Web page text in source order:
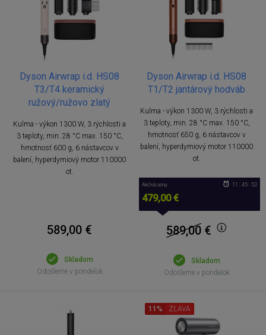
Dyson Airwrap i.d. HS08
T3/T4 keramický
ružový/ružovo zlatý
Kulma - výkon 1300 W, 3 rýchlosti a
3 teploty, min. 28 °C max. 150 °C,
hmotnosť 600 g, 6 nástavcov v
balení, hyperdymiový motor 110000
ot.
589,00 €
Skladom
Odošleme v pondelok
Dyson Airwrap i.d. HS08
T1/T2 jantárový hodváb
Kulma - výkon 1300 W, 3 rýchlosti a
3 teploty, min. 28 °C max. 150 °C,
hmotnosť 650 g, 6 nástavcov v
balení, hyperdymiový motor 110000
ot.
Akčná cena
479,00 €
11 : 45 : 51
589,00 €
Skladom
Odošleme v pondelok
11% ZĽAVA